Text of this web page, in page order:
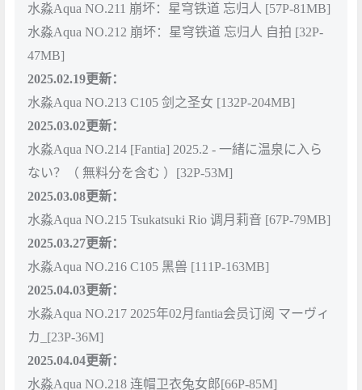
水淼Aqua NO.211 崩坏：星穹铁道 忘归人 [57P-81MB]
水淼Aqua NO.212 崩坏：星穹铁道 忘归人 自拍 [32P-
47MB]
2025.02.19更新：
水淼Aqua NO.213 C105 剑之圣女 [132P-204MB]
2025.03.02更新：
水淼Aqua NO.214 [Fantia] 2025.2 - 一緒に温泉に入ら
ない？（ 無料分を含む ）[32P-53M]
2025.03.08更新：
水淼Aqua NO.215 Tsukatsuki Rio 调月莉音 [67P-79MB]
2025.03.27更新：
水淼Aqua NO.216 C105 黑兽 [111P-163MB]
2025.04.03更新：
水淼Aqua NO.217 2025年02月fantia会员订阅 マーヴィ
カ_[23P-36M]
2025.04.04更新：
水淼Aqua NO.218 连帽卫衣兔女郎[66P-85M]